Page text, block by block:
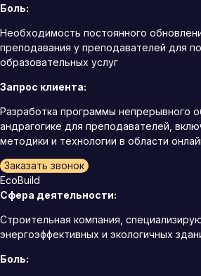
Боль:
Необходимость постоянного
преподавания у преподавателей для
образовательных услуг
Запрос клиента:
Разработка программы непрерывного
андрагогике для преподавателей,
методики и технологии в области
Заказать звонок
EcoBuild
Сфера деятельности:
Строительная компания,
энергоэффективных и экологичных
Боль: